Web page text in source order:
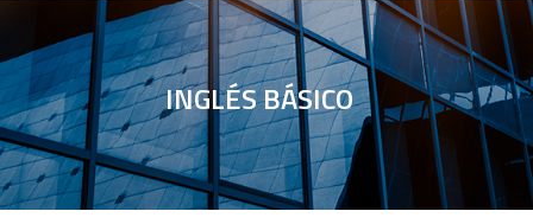
INGLÉS BÁSICO